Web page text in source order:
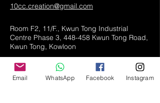
10cc.creation@gmail.com
Room F2, 11/F., Kwun Tong Industrial
Centre Phase 3, 448-458 Kwun Tong Road,
Kwun Tong, Kowloon
Hong Kong
Email WhatsApp Facebook Instagram